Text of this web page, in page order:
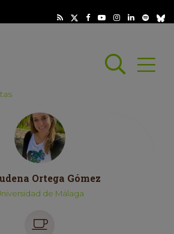
Abrir
Ortega Gómez
de Málaga